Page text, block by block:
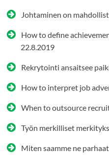
Johtaminen on
How to define
22.8.2019
Rekrytointi ansaitsee
How to interpret job
When to outsource
Työn merkilliset
Miten saamme ne